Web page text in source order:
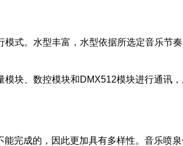
。水型丰富，水型依据所选定音乐节
块、数控模块和DMX512模块进行通讯
成的，因此更加具有多样性。音乐喷